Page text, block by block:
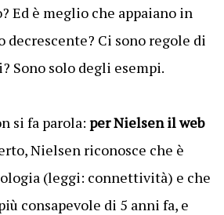
Ed è meglio che appaiano in
decrescente? Ci sono regole di
Sono solo degli esempi.
si fa parola: per Nielsen il web
Nielsen riconosce che è
(leggi: connettività) e che
consapevole di 5 anni fa, e